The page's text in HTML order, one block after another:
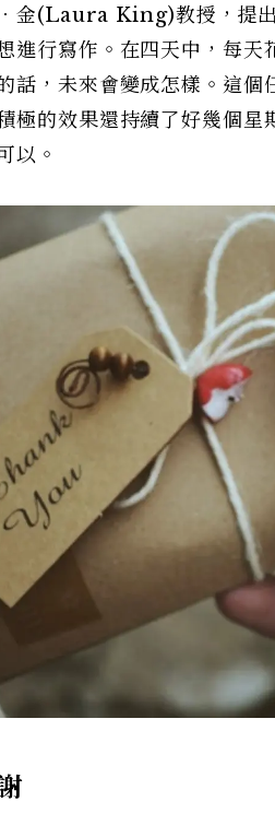
金(Laura King)教授，提
進行寫作。在四天中，每
話，未來會變成怎樣。這
極的效果還持續了好幾個
以。